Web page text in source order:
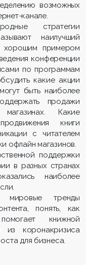
возможных
канале.
стратегии
наилучший
хорошим примером
конференции
по программам
какие акции
быть наиболее
продажи
Какие
книги
с читателем
офлайн магазинов.
поддержки
в разных странах
наиболее
мировые тренды
понять, как
книжной
коронакризиса
для бизнеса.